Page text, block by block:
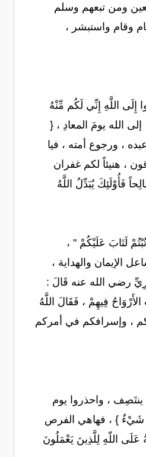
ومن تبعهم وسلم
وقام واستبشر ،
اللَّهِ إِنِّي لَكُم مِّنْهُ
الله يومَ المعادِ ، {
، ورجوع أمته ، فيا
، هنيئاً لكم غفران
فَأُوْلَئِكَ يُبَدِّلُ اللَّهُ
لَتَابَ عَلَيْكُمْ " ،
الإيمان والهداية ،
رضي الله عنه قَالَ :
فِيهِمْ ، فَقَالَ اللَّهُ
، وإسرافكم في أمركم
ينتَصِف ، واحذروا يوم
شَيْءٌ } ، فهاهي الفرص
عَلَى اللّهِ لِلَّذِينَ يَعْمَلُونَ